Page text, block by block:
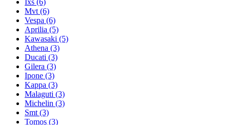
Mvt (6)
Vespa (6)
Aprilia (5)
Kawasaki (5)
Athena (3)
Ducati (3)
Gilera (3)
Ipone (3)
Kappa (3)
Malaguti (3)
Michelin (3)
Smt (3)
Tomos (3)